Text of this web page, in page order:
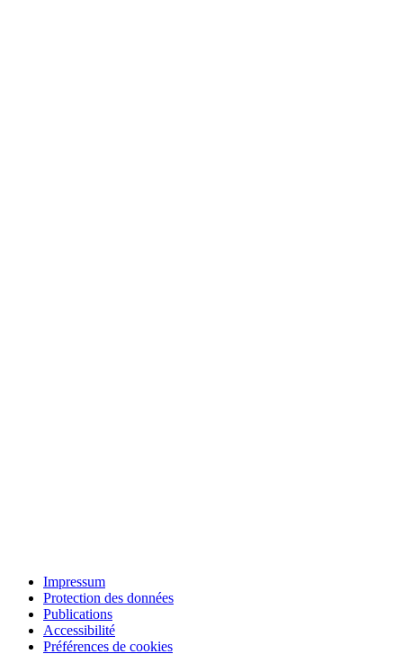
Impressum
Protection des données
Publications
Accessibilité
Préférences de cookies